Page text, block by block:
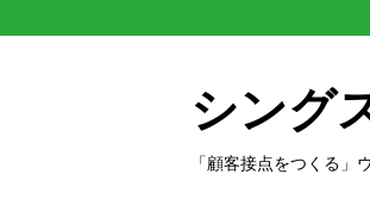
シング
「顧客接点をつくる